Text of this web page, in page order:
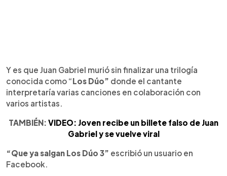
Y es que Juan Gabriel murió sin finalizar una trilogía
conocida como “Los Dúo” donde el cantante
interpretaría varias canciones en colaboración con
varios artistas.
TAMBIÉN: VIDEO: Joven recibe un billete falso de Juan
Gabriel y se vuelve viral
“Que ya salgan Los Dúo 3” escribió un usuario en
Facebook.